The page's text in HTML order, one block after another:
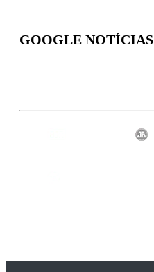
GOOGLE NOTÍCIAS